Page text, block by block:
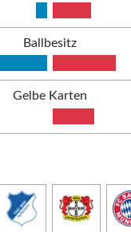
Ballbesitz
Gelbe Karten